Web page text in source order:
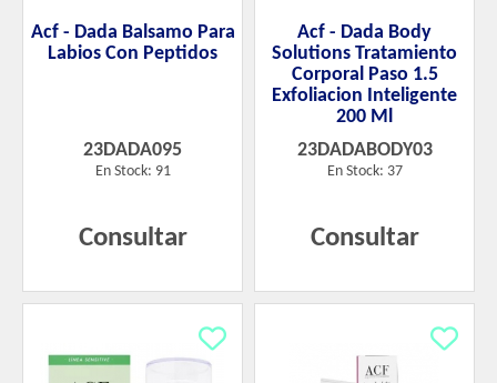
Acf - Dada Balsamo Para
Labios Con Peptidos
23DADA095
En Stock: 91
Consultar
Acf - Dada Body
Solutions Tratamiento
Corporal Paso 1.5
Exfoliacion Inteligente
200 Ml
23DADABODY03
En Stock: 37
Consultar